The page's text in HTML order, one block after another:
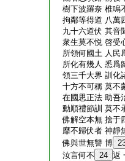
樹下波羅奈 椎鳴
拘鄰等得道 八萬
九十六道伏 其音
衆生莫不悦 啓受
所領何國土 人民
所化有幾人 悉爲
領三千大界 訓化
十方不可稱 莫不
在國思正法 助吾
動順禮節訓 莫不
佛解空本無 捨于
靡不歸伏者 神靜
佛與世無讐 博
汝言何不 24 返